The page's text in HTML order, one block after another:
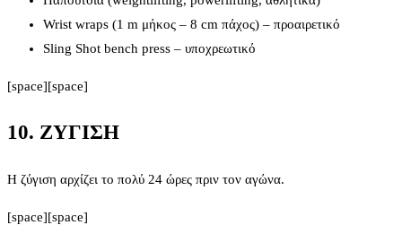
Wrist wraps (1 m μήκος – 8 cm πάχος) – προαιρετικό
Sling Shot bench press – υποχρεωτικό
[space][space]
10. ΖΥΓΙΣΗ
H ζύγιση αρχίζει το πολύ 24 ώρες πριν τον αγώνα.
[space][space]